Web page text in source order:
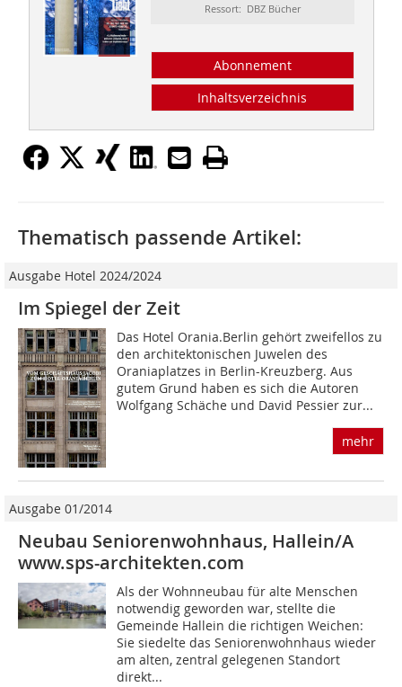
Ressort: DBZ Bücher
Abonnement
Inhaltsverzeichnis
Thematisch passende Artikel:
Ausgabe Hotel 2024/2024
Im Spiegel der Zeit
Das Hotel Orania.Berlin gehört zweifellos zu
den architektonischen Juwelen des
Oraniaplatzes in Berlin-Kreuzberg. Aus
gutem Grund haben es sich die Autoren
Wolfgang Schäche und David Pessier zur...
mehr
Ausgabe 01/2014
Neubau Seniorenwohnhaus, Hallein/A
www.sps-architekten.com
Als der Wohnneubau für alte Menschen
notwendig geworden war, stellte die
Gemeinde Hallein die richtigen Weichen:
Sie siedelte das Seniorenwohnhaus wieder
am alten, zentral gelegenen Standort
direkt...